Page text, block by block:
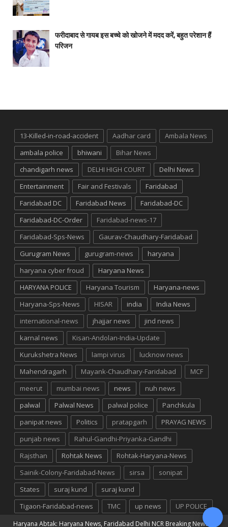
फरीदाबाद से गायब इस बच्चे को खोजने में मदद करें, बहुत परेशान हैं
परिजन
13-Killed-in-road-accident Aadhar card
Ambala News
ambala police
bhiwani
Bihar News
chandigarh news
DELHI HIGH COURT
Delhi News
Entertainment
Fair and Festivals
Faridabad
Faridabad DC
Faridabad News
Faridabad-DC
Faridabad-DC-Order
Faridabad-news-17
Faridabad-Sps-News
Gaurav-Chaudhary-Faridabad
Gurugram News
gurugram-news
haryana
haryana cyber froud
Haryana News
HARYANA POLICE
Haryana Tourism
Haryana-news
Haryana-Sps-News
HISAR india
India News
international-news
jhajjar news
jind news
karnal news
Kisan-Andolan-India-Update
Kurukshetra News
lampi virus
lucknow news
Mahendragarh
Mayank-Chaudhary-Faridabad
MCF
meerut
mumbai news news
nuh news
palwal
Palwal News palwal police
Panchkula
panipat news
Politics pratapgarh
PRAYAG NEWS
punjab news
Rahul-Gandhi-Priyanka-Gandhi
Rajsthan
Rohtak News
Rohtak-Haryana-News
Sainik-Colony-Faridabad-News
sirsa
sonipat
States
suraj kund
suraj kund
Tigaon-Faridabad-news
TMC up news UP POLICE
Haryana Abtak: Haryana News, Faridabad Delhi NCR Breaking News